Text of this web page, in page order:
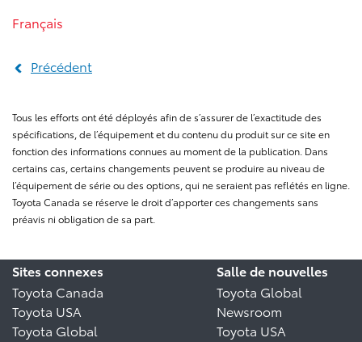
Français
Précédent
Tous les efforts ont été déployés afin de s’assurer de l’exactitude des
spécifications, de l’équipement et du contenu du produit sur ce site en
fonction des informations connues au moment de la publication. Dans
certains cas, certains changements peuvent se produire au niveau de
l’équipement de série ou des options, qui ne seraient pas reflétés en ligne.
Toyota Canada se réserve le droit d’apporter ces changements sans
préavis ni obligation de sa part.
Sites connexes
Toyota Canada
Toyota USA
Toyota Global
Salle de nouvelles
Toyota Global
Newsroom
Toyota USA